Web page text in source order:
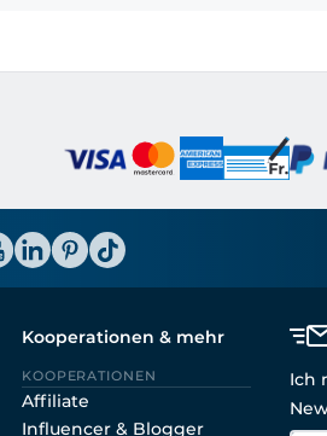
Kooperationen & mehr
KOOPERATIONEN
Affiliate
Influencer & Blogger
Ich